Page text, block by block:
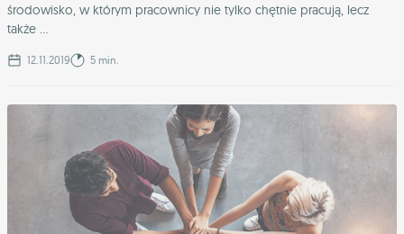
środowisko, w którym pracownicy nie tylko chętnie pracują, lecz
także ...
12.11.2019 5 min.